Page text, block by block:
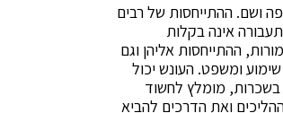
ושם. ההתייחסות של רבים
אינה בקלות
ההתייחסות אליהן וגם
ומשפט. העונש יכול
בשכרות, מומלץ לחשוד
ההליכים ואת הדרכים להביא